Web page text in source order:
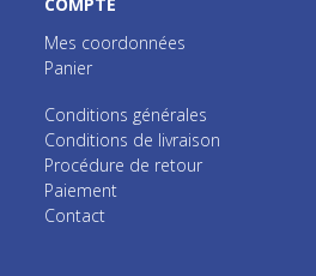
Mes coordonnées
Panier
Conditions générales
Conditions de livraison
Procédure de retour
Paiement
Contact